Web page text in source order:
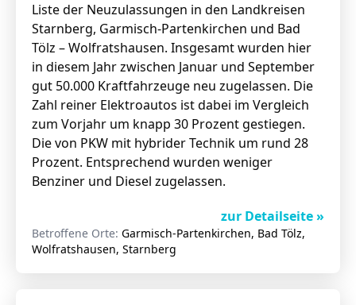
Liste der Neuzulassungen in den Landkreisen
Starnberg, Garmisch-Partenkirchen und Bad
Tölz – Wolfratshausen. Insgesamt wurden hier
in diesem Jahr zwischen Januar und September
gut 50.000 Kraftfahrzeuge neu zugelassen. Die
Zahl reiner Elektroautos ist dabei im Vergleich
zum Vorjahr um knapp 30 Prozent gestiegen.
Die von PKW mit hybrider Technik um rund 28
Prozent. Entsprechend wurden weniger
Benziner und Diesel zugelassen.
zur Detailseite »
Betroffene Orte: Garmisch-Partenkirchen, Bad Tölz,
Wolfratshausen, Starnberg